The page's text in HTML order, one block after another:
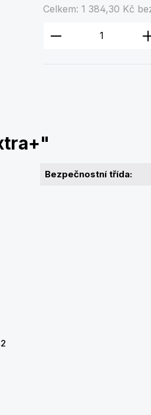
Celkem: 1 384,30 Kč
Množství
Bezpečnostní třída: